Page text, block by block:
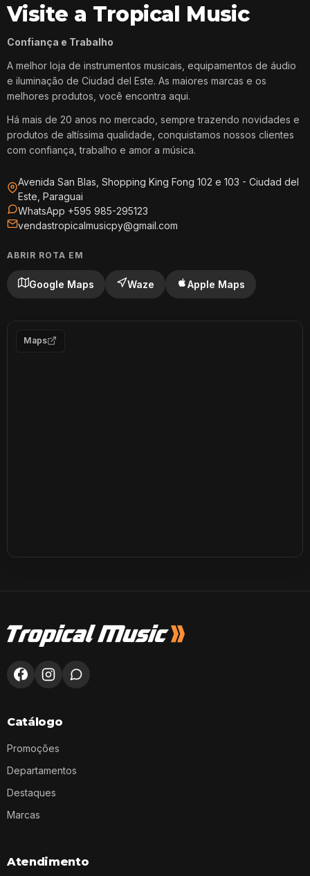
Visite a Tropical Music
Confiança e Trabalho
A melhor loja de instrumentos musicais, equipamentos de áudio
e iluminação de Ciudad del Este. As maiores marcas e os
melhores produtos, você encontra aqui.
Há mais de 20 anos no mercado, sempre trazendo novidades e
produtos de altíssima qualidade, conquistamos nossos clientes
com confiança, trabalho e amor a música.
Avenida San Blas, Shopping King Fong 102 e 103 - Ciudad del
Este, Paraguai
WhatsApp +595 985-295123
vendastropicalmusicpy@gmail.com
ABRIR ROTA EM
Google Maps Waze Apple Maps
Maps
Catálogo
Promoções
Departamentos
Destaques
Marcas
Atendimento